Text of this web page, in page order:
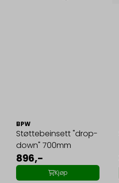
BPW
Støttebeinsett "drop-
down" 700mm
896,-
Kjøp